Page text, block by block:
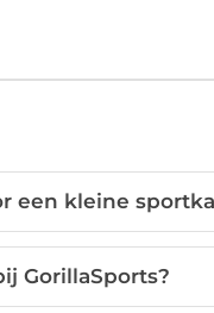
een kleine
GorillaSports?